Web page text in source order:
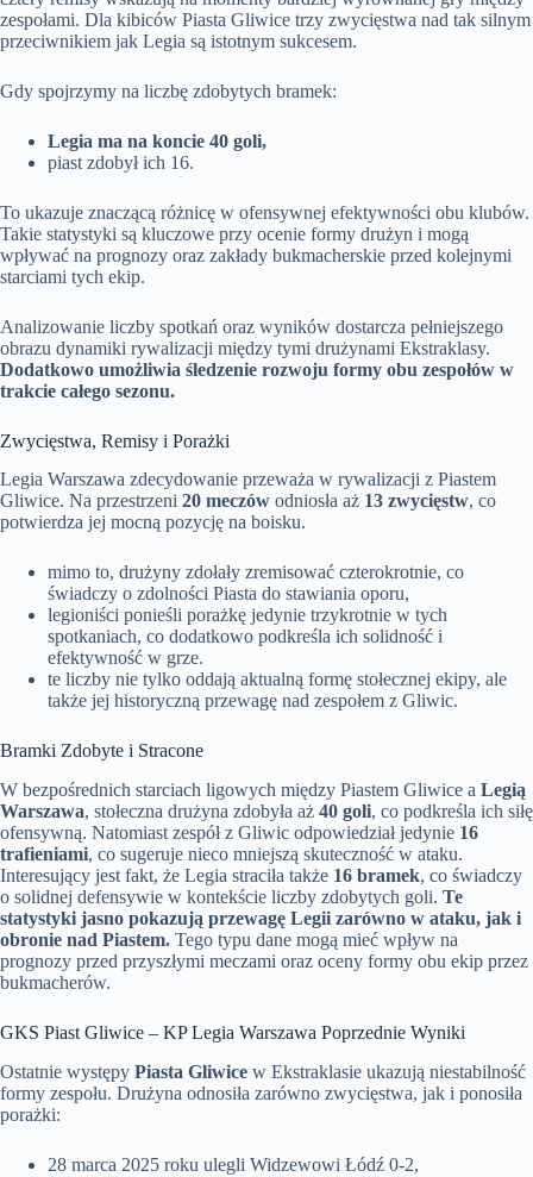
zespołami. Dla kibiców Piasta Gliwice trzy zwycięstwa nad tak silnym
przeciwnikiem jak Legia są istotnym sukcesem.
Gdy spojrzymy na liczbę zdobytych bramek:
Legia ma na koncie 40 goli,
piast zdobył ich 16.
To ukazuje znaczącą różnicę w ofensywnej efektywności obu klubów.
Takie statystyki są kluczowe przy ocenie formy drużyn i mogą
wpływać na prognozy oraz zakłady bukmacherskie przed kolejnymi
starciami tych ekip.
Analizowanie liczby spotkań oraz wyników dostarcza pełniejszego
obrazu dynamiki rywalizacji między tymi drużynami Ekstraklasy.
Dodatkowo umożliwia śledzenie rozwoju formy obu zespołów w
trakcie całego sezonu.
Zwycięstwa, Remisy i Porażki
Legia Warszawa zdecydowanie przeważa w rywalizacji z Piastem
Gliwice. Na przestrzeni 20 meczów odniosła aż 13 zwycięstw, co
potwierdza jej mocną pozycję na boisku.
mimo to, drużyny zdołały zremisować czterokrotnie, co
świadczy o zdolności Piasta do stawiania oporu,
legioniści ponieśli porażkę jedynie trzykrotnie w tych
spotkaniach, co dodatkowo podkreśla ich solidność i
efektywność w grze.
te liczby nie tylko oddają aktualną formę stołecznej ekipy, ale
także jej historyczną przewagę nad zespołem z Gliwic.
Bramki Zdobyte i Stracone
W bezpośrednich starciach ligowych między Piastem Gliwice a Legią
Warszawa, stołeczna drużyna zdobyła aż 40 goli, co podkreśla ich siłę
ofensywną. Natomiast zespół z Gliwic odpowiedział jedynie 16
trafieniami, co sugeruje nieco mniejszą skuteczność w ataku.
Interesujący jest fakt, że Legia straciła także 16 bramek, co świadczy
o solidnej defensywie w kontekście liczby zdobytych goli. Te
statystyki jasno pokazują przewagę Legii zarówno w ataku, jak i
obronie nad Piastem. Tego typu dane mogą mieć wpływ na
prognozy przed przyszłymi meczami oraz oceny formy obu ekip przez
bukmacherów.
GKS Piast Gliwice – KP Legia Warszawa Poprzednie Wyniki
Ostatnie występy Piasta Gliwice w Ekstraklasie ukazują niestabilność
formy zespołu. Drużyna odnosiła zarówno zwycięstwa, jak i ponosiła
porażki:
28 marca 2025 roku ulegli Widzewowi Łódź 0-2,